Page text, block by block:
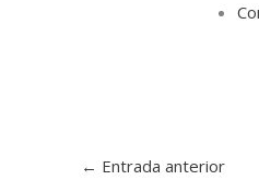
← Entrada anterior